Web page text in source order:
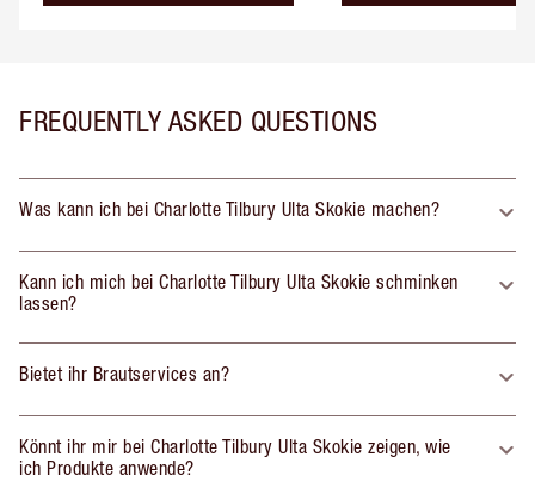
FREQUENTLY ASKED QUESTIONS
Was kann ich bei Charlotte Tilbury Ulta Skokie machen?
Kann ich mich bei Charlotte Tilbury Ulta Skokie schminken
lassen?
Bietet ihr Brautservices an?
Könnt ihr mir bei Charlotte Tilbury Ulta Skokie zeigen, wie
ich Produkte anwende?